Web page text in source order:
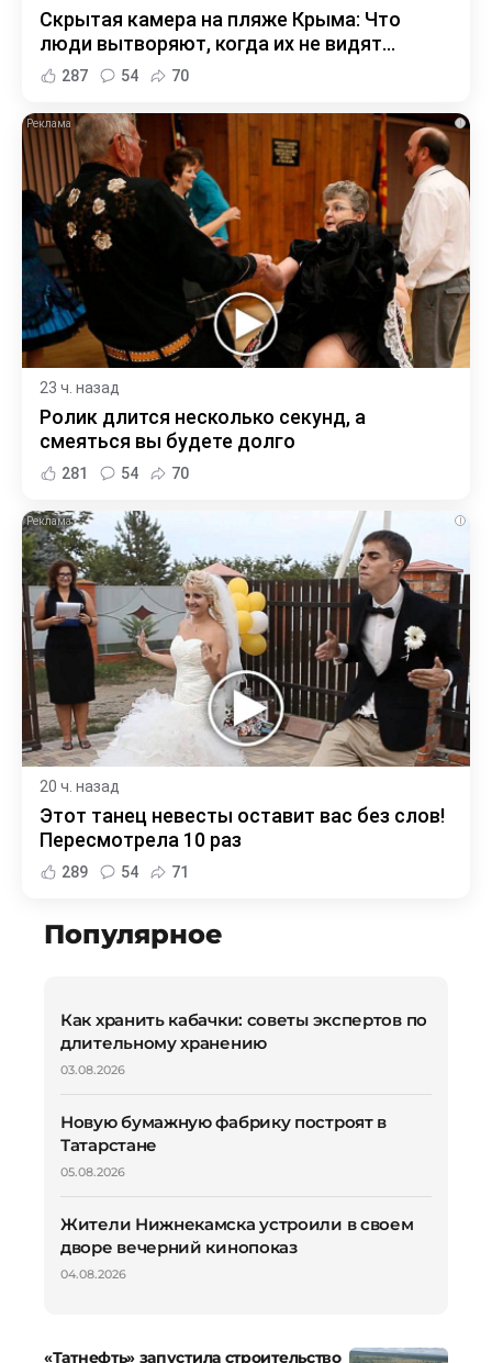
Скрытая камера на пляже Крыма: Что
люди вытворяют, когда их не видят...
287 54 70
i
23 ч. назад
Ролик длится несколько секунд, а
смеяться вы будете долго
281 54 70
i
20 ч. назад
Этот танец невесты оставит вас без слов!
Пересмотрела 10 раз
289 54 71
Популярное
Как хранить кабачки: советы экспертов по
длительному хранению
03.08.2026
Новую бумажную фабрику построят в
Татарстане
05.08.2026
Жители Нижнекамска устроили в своем
дворе вечерний кинопоказ
04.08.2026
«Татнефть» запустила строительство